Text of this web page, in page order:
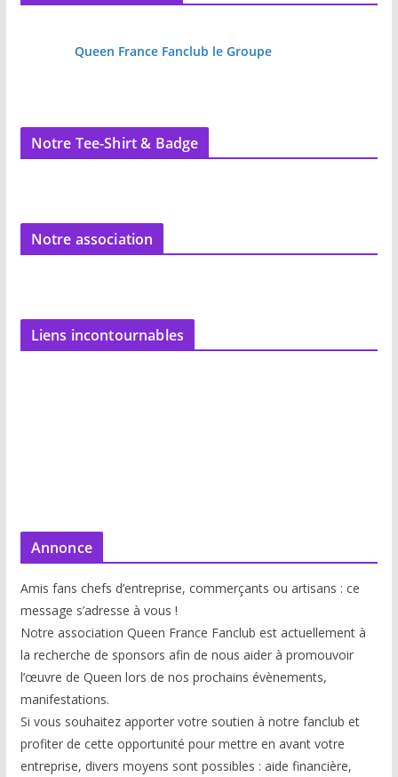
Queen France Fanclub le Groupe
Notre Tee-Shirt & Badge
Notre association
Liens incontournables
Annonce
Amis fans chefs d’entreprise, commerçants ou artisans : ce
message s’adresse à vous !
Notre association Queen France Fanclub est actuellement à
la recherche de sponsors afin de nous aider à promouvoir
l’œuvre de Queen lors de nos prochains évènements,
manifestations.
Si vous souhaitez apporter votre soutien à notre fanclub et
profiter de cette opportunité pour mettre en avant votre
entreprise, divers moyens sont possibles : aide financière,